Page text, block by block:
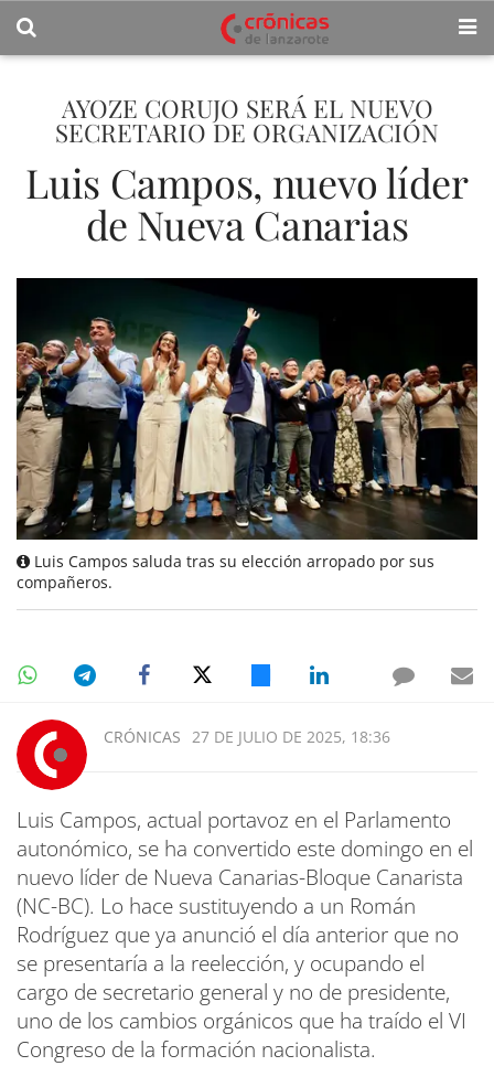
AYOZE CORUJO SERÁ EL NUEVO
SECRETARIO DE ORGANIZACIÓN
Luis Campos, nuevo líder
de Nueva Canarias
Luis Campos saluda tras su elección arropado por sus
compañeros.
CRÓNICAS 27 DE JULIO DE 2025, 18:36
Luis Campos, actual portavoz en el Parlamento
autonómico, se ha convertido este domingo en el
nuevo líder de Nueva Canarias-Bloque Canarista
(NC-BC). Lo hace sustituyendo a un Román
Rodríguez que ya anunció el día anterior que no
se presentaría a la reelección, y ocupando el
cargo de secretario general y no de presidente,
uno de los cambios orgánicos que ha traído el VI
Congreso de la formación nacionalista.